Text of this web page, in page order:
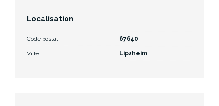
Localisation
Code postal 67640
Ville Lipsheim